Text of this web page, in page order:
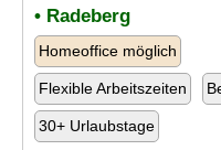
• Radeberg
Homeoffice möglich
Flexible Arbeitszeiten
30+ Urlaubstage